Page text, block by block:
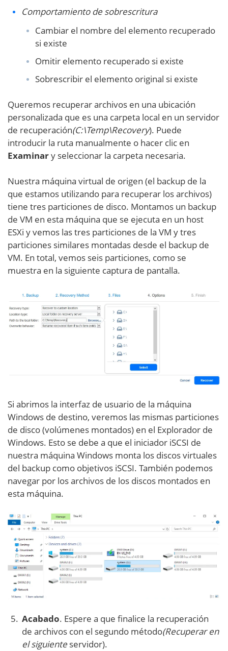
Comportamiento de sobrescritura
Cambiar el nombre del elemento recuperado
si existe
Omitir elemento recuperado si existe
Sobrescribir el elemento original si existe
Queremos recuperar archivos en una ubicación
personalizada que es una carpeta local en un servidor
de recuperación(C:\Temp\Recovery). Puede
introducir la ruta manualmente o hacer clic en
Examinary seleccionar la carpeta necesaria.
Nuestra máquina virtual de origen (el backup de la
que estamos utilizando para recuperar los archivos)
tiene tres particiones de disco. Montamos un backup
de VM en esta máquina que se ejecuta en un host
ESXi y vemos las tres particiones de la VM y tres
particiones similares montadas desde el backup de
VM. En total, vemos seis particiones, como se
muestra en la siguiente captura de pantalla.
Si abrimos la interfaz de usuario de la máquina
Windows de destino, veremos las mismas particiones
de disco (volúmenes montados) en el Explorador de
Windows. Esto se debe a que el iniciador iSCSI de
nuestra máquina Windows monta los discos virtuales
del backup como objetivos iSCSI. También podemos
navegar por los archivos de los discos montados en
esta máquina.
Acabado. Espere a que finalice la recuperación
de archivos con el segundo método(Recuperar en
el siguiente servidor).